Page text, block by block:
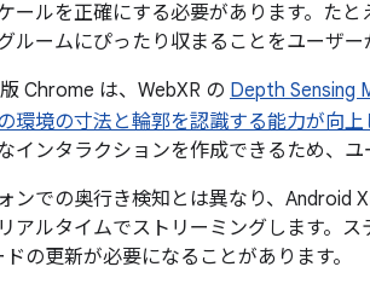
ールを正確にする必要があります。た
ルームにぴったり収まることをユーザー
Chrome は、WebXR の Depth Sensing
環境の寸法と輪郭を認識する能力が向上
インタラクションを作成できるため、ユ
ンでの奥行き検知とは異なり、Android
アルタイムでストリーミングします。
の更新が必要になることがあります。